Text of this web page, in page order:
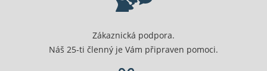
Zákaznická podpora.
Náš 25-ti členný je Vám připraven pomoci.